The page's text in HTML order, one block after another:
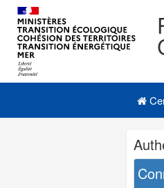
Navigation
Menu principal
et
outils